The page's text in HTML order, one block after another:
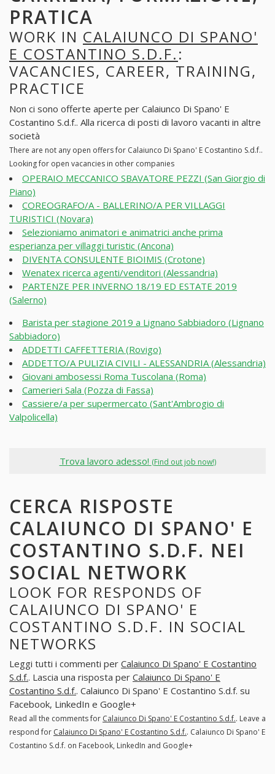
PRATICA
WORK IN CALAIUNCO DI SPANO'
E COSTANTINO S.D.F.:
VACANCIES, CAREER, TRAINING,
PRACTICE
Non ci sono offerte aperte per Calaiunco Di Spano' E
Costantino S.d.f.. Alla ricerca di posti di lavoro vacanti in altre
società
There are not any open offers for Calaiunco Di Spano' E Costantino S.d.f..
Looking for open vacancies in other companies
OPERAIO MECCANICO SBAVATORE PEZZI (San Giorgio di
Piano)
COREOGRAFO/A - BALLERINO/A PER VILLAGGI
TURISTICI (Novara)
Selezioniamo animatori e animatrici anche prima
esperianza per villaggi turistic (Ancona)
DIVENTA CONSULENTE BIOIMIS (Crotone)
Wenatex ricerca agenti/venditori (Alessandria)
PARTENZE PER INVERNO 18/19 ED ESTATE 2019
(Salerno)
Barista per stagione 2019 a Lignano Sabbiadoro (Lignano
Sabbiadoro)
ADDETTI CAFFETTERIA (Rovigo)
ADDETTO/A PULIZIA CIVILI - ALESSANDRIA (Alessandria)
Giovani ambosessi Roma Tuscolana (Roma)
Camerieri Sala (Pozza di Fassa)
Cassiere/a per supermercato (Sant'Ambrogio di
Valpolicella)
Trova lavoro adesso! (Find out job now!)
CERCA RISPOSTE
CALAIUNCO DI SPANO' E
COSTANTINO S.D.F. NEI
SOCIAL NETWORK
LOOK FOR RESPONDS OF
CALAIUNCO DI SPANO' E
COSTANTINO S.D.F. IN SOCIAL
NETWORKS
Leggi tutti i commenti per Calaiunco Di Spano' E Costantino
S.d.f.. Lascia una risposta per Calaiunco Di Spano' E
Costantino S.d.f.. Calaiunco Di Spano' E Costantino S.d.f. su
Facebook, LinkedIn e Google+
Read all the comments for Calaiunco Di Spano' E Costantino S.d.f.. Leave a
respond for Calaiunco Di Spano' E Costantino S.d.f.. Calaiunco Di Spano' E
Costantino S.d.f. on Facebook, LinkedIn and Google+